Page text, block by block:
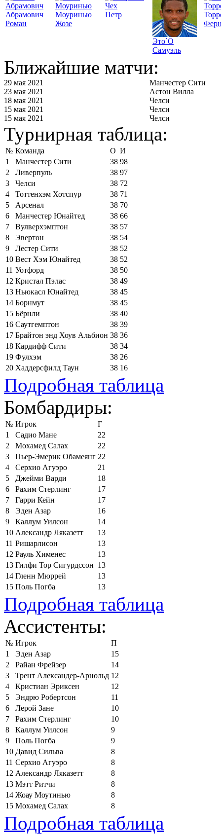
Абрамович
Роман
Моуринью
Жозе
Чех
Петр
Это`О
Самуэль
Ближайшие матчи:
29 мая 2021
Манчестер Сити
23 мая 2021
Астон Вилла
18 мая 2021
Челси
15 мая 2021
Челси
15 мая 2021
Челси
Турнирная таблица:
№ Команда О И
1
Манчестер Сити 38 98
2
Ливерпуль 38 97
3
Челси 38 72
4
Тоттенхэм Хотспур 38 71
5
Арсенал 38 70
6
Манчестер Юнайтед 38 66
7
Вулверхэмптон 38 57
8
Эвертон 38 54
9
Лестер Сити 38 52
10 Вест Хэм Юнайтед 38 52
11 Уотфорд 38 50
12 Кристал Пэлас 38 49
13 Ньюкасл Юнайтед 38 45
14 Борнмут 38 45
15 Бёрнли 38 40
16 Саутгемптон 38 39
17 Брайтон энд Хоув Альбион 38 36
18 Кардифф Сити 38 34
19 Фулхэм 38 26
20 Хаддерсфилд Таун 38 16
Подробная таблица
Бомбардиры:
№ Игрок
Г
1
Садио Мане
22
2
Мохамед Салах
22
3
Пьер-Эмерик Обамеянг 22
4
Серхио Агуэро
21
5
Джейми Варди
18
6
Рахим Стерлинг
17
7
Гарри Кейн
17
8
Эден Азар
16
9
Каллум Уилсон
14
10 Александр Ляказетт
13
11 Ришарлисон
13
12 Рауль Хименес
13
13 Гилфи Тор Сигурдссон 13
14 Гленн Мюррей
13
15 Поль Погба 13
Подробная таблица
Ассистенты:
№ Игрок
П
1
Эден Азар
15
2
Райан Фрейзер
14
3
Трент Александер-Арнольд 12
4
Кристиан Эриксен
12
5
Эндрю Робертсон
11
6
Лерой Зане
10
7
Рахим Стерлинг
10
8
Каллум Уилсон
9
9
Поль Погба
9
10 Давид Сильва
8
11 Серхио Агуэро
8
12 Александр Ляказетт
8
13 Мэтт Ритчи
8
14 Жоау Моутинью
8
15 Мохамед Салах 8
Подробная таблица